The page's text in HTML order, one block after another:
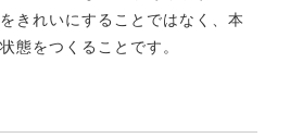
きれいにすることではなく、本
態をつくることです。